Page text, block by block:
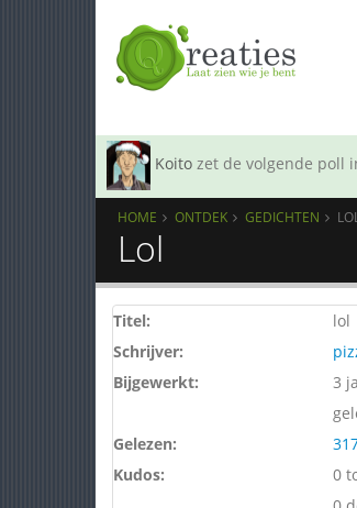
Koito zet de volgende poll
HOME ONTDEK GEDICHTEN LOL
Lol
Titel:
lol
Schrijver:
Bijgewerkt:
3
Gelezen:
Kudos:
0